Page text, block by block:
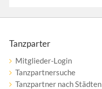
Tanzparter
Mitglieder-Login
Tanzpartnersuche
Tanzpartner nach Städten